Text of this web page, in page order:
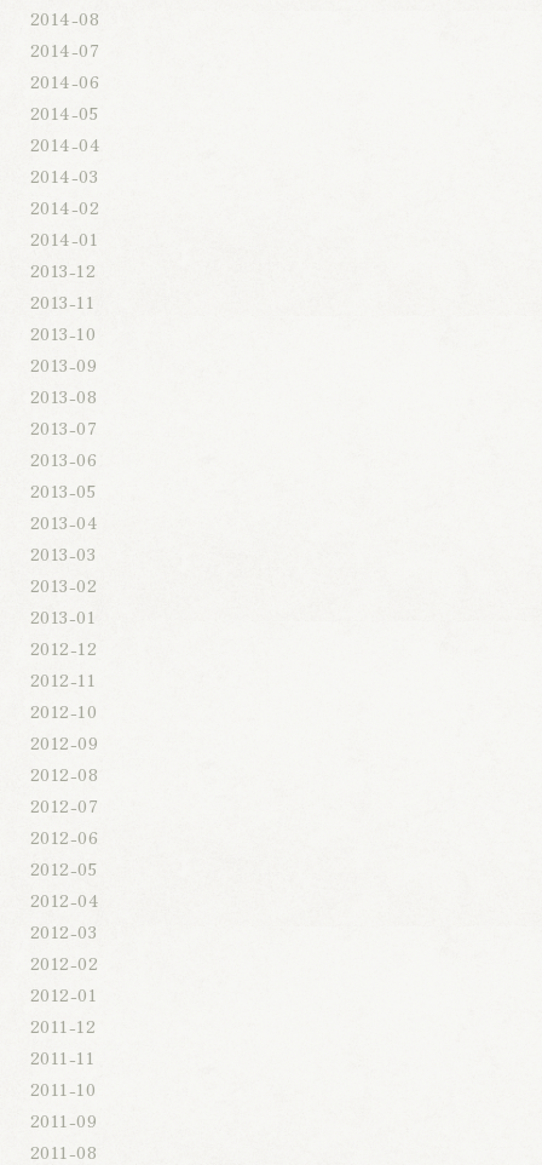
2014-08
2014-07
2014-06
2014-05
2014-04
2014-03
2014-02
2014-01
2013-12
2013-11
2013-10
2013-09
2013-08
2013-07
2013-06
2013-05
2013-04
2013-03
2013-02
2013-01
2012-12
2012-11
2012-10
2012-09
2012-08
2012-07
2012-06
2012-05
2012-04
2012-03
2012-02
2012-01
2011-12
2011-11
2011-10
2011-09
2011-08